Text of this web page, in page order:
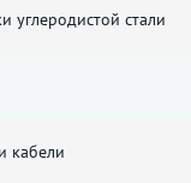
углеродистой стали
кабели